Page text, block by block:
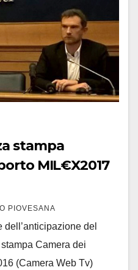
stampa
MIL€X2017
PIOVESANA
dell’anticipazione del
Camera dei
(Camera Web Tv)